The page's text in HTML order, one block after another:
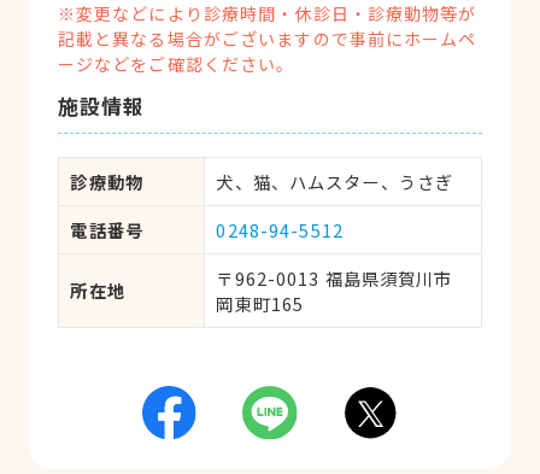
※変更などにより診療時間・休診日・診療動物等が
記載と異なる場合がございますので事前にホームペ
ージなどをご確認ください。
施設情報
診療動物
犬、猫、ハムスター、うさぎ
電話番号
0248-94-5512
所在地
〒962-0013 福島県須賀川市
岡東町165